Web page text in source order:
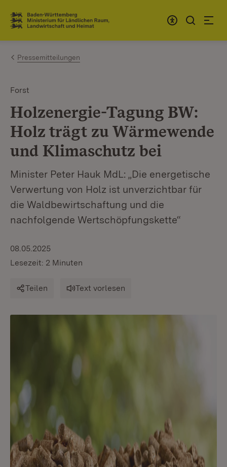
Zum Inhalt springen
Link zur Startseite
Pressemitteilungen
Forst
Holzenergie-Tagung BW:
Holz trägt zu Wärmewende
und Klimaschutz bei
Minister Peter Hauk MdL: „Die energetische
Verwertung von Holz ist unverzichtbar für
die Waldbewirtschaftung und die
nachfolgende Wertschöpfungskette“
08.05.2025
Lesezeit: 2 Minuten
Teilen Text vorlesen